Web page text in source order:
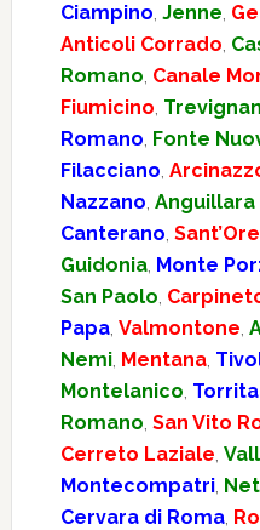
Ciampino, Jenne,
Anticoli Corrado,
Romano, Canale
Fiumicino,
Romano, Fonte
Filacciano,
Nazzano, Anguillara
Canterano,
Guidonia, Monte
San Paolo,
Papa, Valmontone,
Nemi, Mentana,
Montelanico,
Romano, San Vito
Cerreto Laziale,
Montecompatri,
Cervara di Roma,